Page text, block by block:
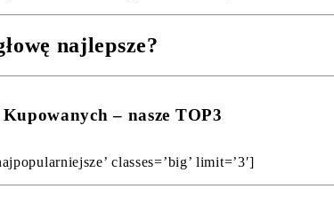
najlepsze?
– nasze TOP3
classes=’big’ limit=’3′]